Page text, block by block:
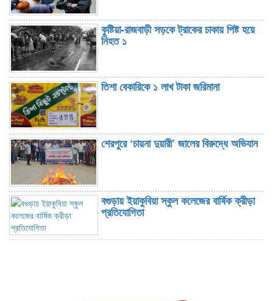
কুষ্টিয়া-রাজবাড়ী সড়কে ট্রাকের চাকায় পিষ্ট হয়ে
নিহত ১
তিশা বেকারিকে ১ লাখ টাকা জরিমানা
শেরপুরে ‘চায়না দুয়ারী’ জালের বিরুদ্ধে অভিযান
বগুড়ায় ইয়াকুবিয়া স্কুল কলেজের বার্ষিক ক্রীড়া
প্রতিযোগিতা